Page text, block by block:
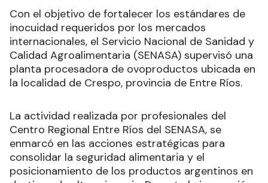
Con el objetivo de fortalecer los estándares de
inocuidad requeridos por los mercados
internacionales, el Servicio Nacional de Sanidad y
Calidad Agroalimentaria (SENASA) supervisó una
planta procesadora de ovoproductos ubicada en
la localidad de Crespo, provincia de Entre Ríos.
La actividad realizada por profesionales del
Centro Regional Entre Ríos del SENASA, se
enmarcó en las acciones estratégicas para
consolidar la seguridad alimentaria y el
posicionamiento de los productos argentinos en